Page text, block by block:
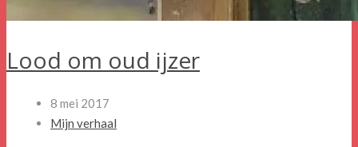
Lood om oud ijzer
8 mei 2017
Mijn verhaal